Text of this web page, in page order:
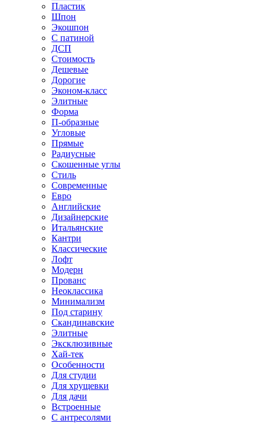
Пластик
Шпон
Экошпон
С патиной
ДСП
Стоимость
Дешевые
Дорогие
Эконом-класс
Элитные
Форма
П-образные
Угловые
Прямые
Радиусные
Скошенные углы
Стиль
Современные
Евро
Английские
Дизайнерские
Итальянские
Кантри
Классические
Лофт
Модерн
Прованс
Неоклассика
Минимализм
Под старину
Скандинавские
Элитные
Эксклюзивные
Хай-тек
Особенности
Для студии
Для хрущевки
Для дачи
Встроенные
С антресолями